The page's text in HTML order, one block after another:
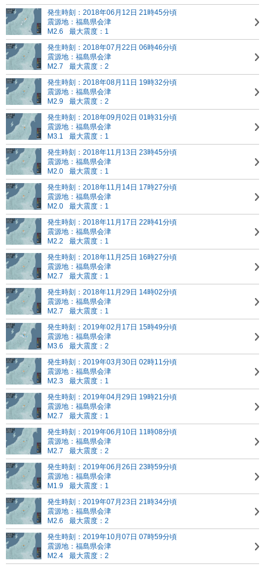
発生時刻：2018年06月12日 21時45分頃
震源地：福島県会津
M2.6
最大震度：1
発生時刻：2018年07月22日 06時46分頃
震源地：福島県会津
M2.7
最大震度：2
発生時刻：2018年08月11日 19時32分頃
震源地：福島県会津
M2.9
最大震度：2
発生時刻：2018年09月02日 01時31分頃
震源地：福島県会津
M3.1
最大震度：1
発生時刻：2018年11月13日 23時45分頃
震源地：福島県会津
M2.0
最大震度：1
発生時刻：2018年11月14日 17時27分頃
震源地：福島県会津
M2.0
最大震度：1
発生時刻：2018年11月17日 22時41分頃
震源地：福島県会津
M2.2
最大震度：1
発生時刻：2018年11月25日 16時27分頃
震源地：福島県会津
M2.7
最大震度：1
発生時刻：2018年11月29日 14時02分頃
震源地：福島県会津
M2.7
最大震度：1
発生時刻：2019年02月17日 15時49分頃
震源地：福島県会津
M3.6
最大震度：2
発生時刻：2019年03月30日 02時11分頃
震源地：福島県会津
M2.3
最大震度：1
発生時刻：2019年04月29日 19時21分頃
震源地：福島県会津
M2.7
最大震度：1
発生時刻：2019年06月10日 11時08分頃
震源地：福島県会津
M2.7
最大震度：2
発生時刻：2019年06月26日 23時59分頃
震源地：福島県会津
M1.9
最大震度：1
発生時刻：2019年07月23日 21時34分頃
震源地：福島県会津
M2.6
最大震度：2
発生時刻：2019年10月07日 07時59分頃
震源地：福島県会津
M2.4
最大震度：2